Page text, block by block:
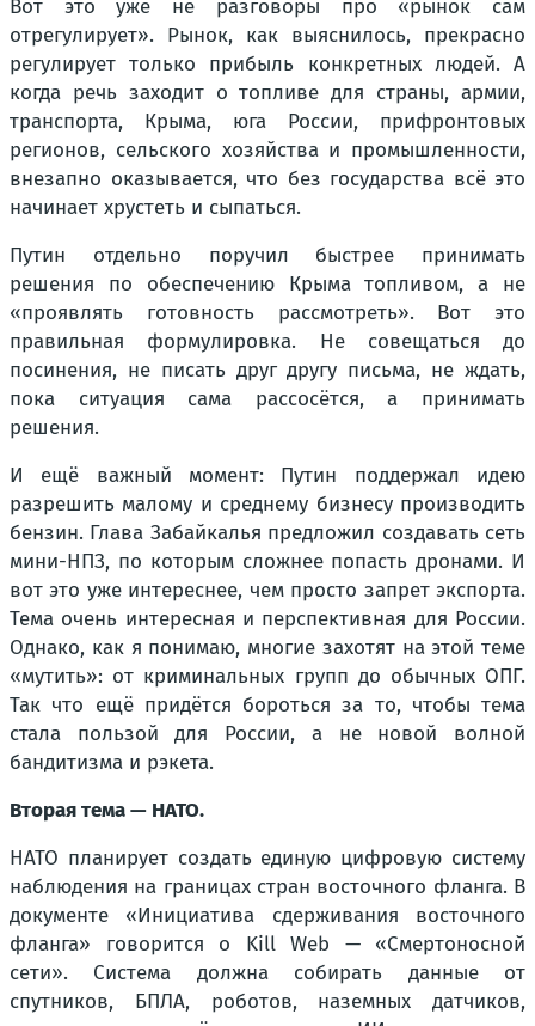
Вот это уже не разговоры про «рынок сам
отрегулирует». Рынок, как выяснилось, прекрасно
регулирует только прибыль конкретных людей. А
когда речь заходит о топливе для страны, армии,
транспорта, Крыма, юга России, прифронтовых
регионов, сельского хозяйства и промышленности,
внезапно оказывается, что без государства всё это
начинает хрустеть и сыпаться.
Путин отдельно поручил быстрее принимать
решения по обеспечению Крыма топливом, а не
«проявлять готовность рассмотреть». Вот это
правильная формулировка. Не совещаться до
посинения, не писать друг другу письма, не ждать,
пока ситуация сама рассосётся, а принимать
решения.
И ещё важный момент: Путин поддержал идею
разрешить малому и среднему бизнесу производить
бензин. Глава Забайкалья предложил создавать сеть
мини-НПЗ, по которым сложнее попасть дронами. И
вот это уже интереснее, чем просто запрет экспорта.
Тема очень интересная и перспективная для России.
Однако, как я понимаю, многие захотят на этой теме
«мутить»: от криминальных групп до обычных ОПГ.
Так что ещё придётся бороться за то, чтобы тема
стала пользой для России, а не новой волной
бандитизма и рэкета.
Вторая тема — НАТО.
НАТО планирует создать единую цифровую систему
наблюдения на границах стран восточного фланга. В
документе «Инициатива сдерживания восточного
фланга» говорится о Kill Web — «Смертоносной
сети». Система должна собирать данные от
спутников, БПЛА, роботов, наземных датчиков,